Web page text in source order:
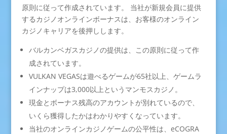
原則に従って作成されています。 当社が新規会員に提供
するカジノオンラインボーナスは、お客様のオンライン
カジノキャリアを後押しします。
バルカンベガスカジノの提供は、この原則に従って作
成されています。
VULKAN VEGASは遊べるゲームが65社以上、ゲームラ
インナップは3,000以上というマンモスカジノ。
現金とボーナス残高のアカウントが別れているので、
いくら獲得したかはわかりやすくなっています。
当社のオンラインカジノゲームの公平性は、eCOGRA